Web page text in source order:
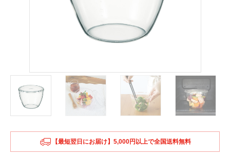
【最短翌日にお届け】5,000円以上で全国送料無料